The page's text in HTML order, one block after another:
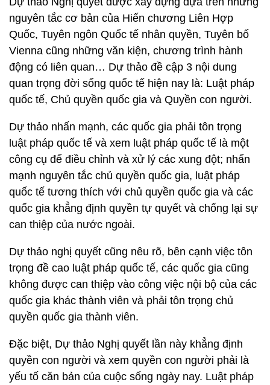
nguyên tắc cơ bản của Hiến chương Liên Hợp
Quốc, Tuyên ngôn Quốc tế nhân quyền, Tuyên bố
Vienna cũng những văn kiện, chương trình hành
động có liên quan… Dự thảo đề cập 3 nội dung
quan trọng đời sống quốc tế hiện nay là: Luật pháp
quốc tế, Chủ quyền quốc gia và Quyền con người.
Dự thảo nhấn mạnh, các quốc gia phải tôn trọng
luật pháp quốc tế và xem luật pháp quốc tế là một
công cụ để điều chỉnh và xử lý các xung đột; nhấn
mạnh nguyên tắc chủ quyền quốc gia, luật pháp
quốc tế tương thích với chủ quyền quốc gia và các
quốc gia khẳng định quyền tự quyết và chống lại sự
can thiệp của nước ngoài.
Dự thảo nghị quyết cũng nêu rõ, bên cạnh việc tôn
trọng đề cao luật pháp quốc tế, các quốc gia cũng
không được can thiệp vào công việc nội bộ của các
quốc gia khác thành viên và phải tôn trọng chủ
quyền quốc gia thành viên.
Đặc biệt, Dự thảo Nghị quyết lần này khẳng định
quyền con người và xem quyền con người phải là
yếu tố căn bản của cuộc sống ngày nay. Luật pháp